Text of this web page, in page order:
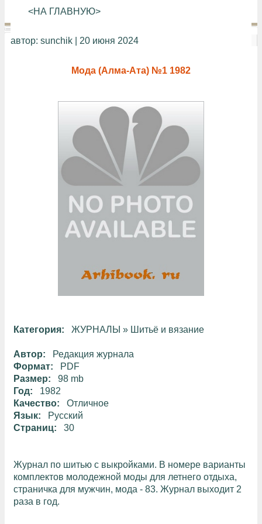
<НА ГЛАВНУЮ>
автор: sunchik | 20 июня 2024
Мода (Алма-Ата) №1 1982
Категория: ЖУРНАЛЫ » Шитьё и вязание
Автор: Редакция журнала
Формат: PDF
Размер: 98 mb
Год: 1982
Качество: Отличное
Язык: Русский
Страниц: 30
Журнал по шитью с выкройками. В номере варианты
комплектов молодежной моды для летнего отдыха,
страничка для мужчин, мода - 83. Журнал выходит 2
раза в год.